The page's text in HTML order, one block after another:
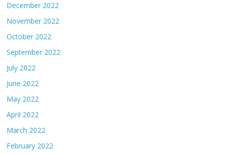
December 2022
November 2022
October 2022
September 2022
July 2022
June 2022
May 2022
April 2022
March 2022
February 2022